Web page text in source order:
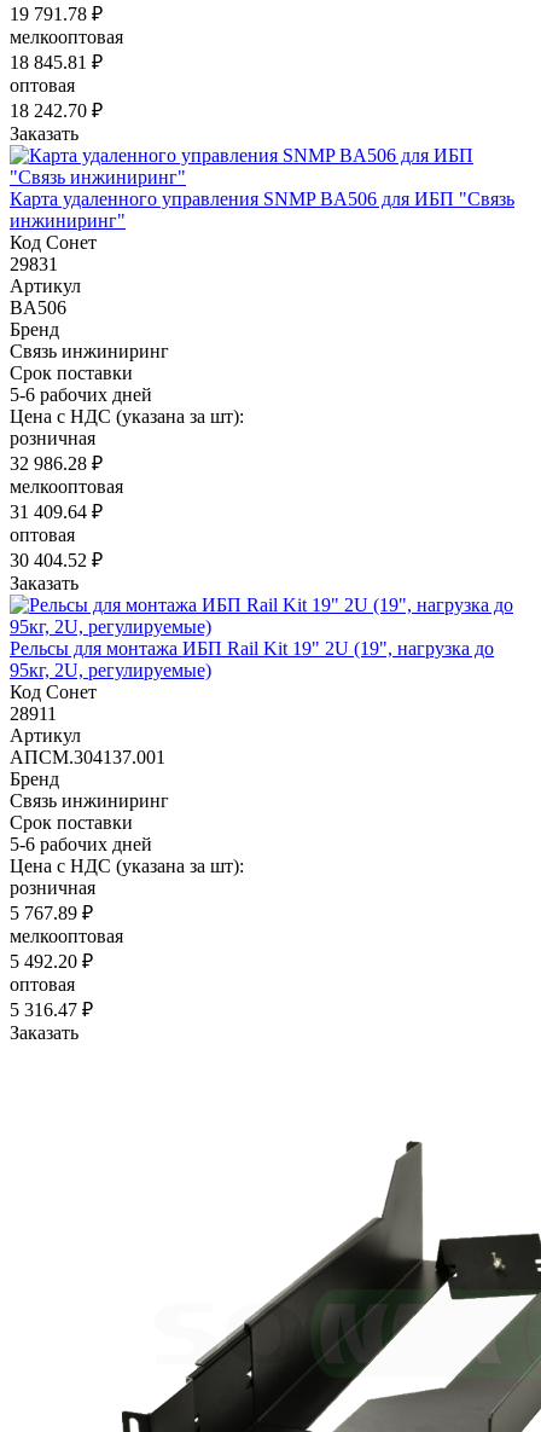
19 791.78 ₽
мелкооптовая
18 845.81 ₽
оптовая
18 242.70 ₽
Заказать
Карта удаленного управления SNMP ВA506 для ИБП "Связь
инжиниринг"
Код Сонет
29831
Артикул
BA506
Бренд
Связь инжиниринг
Срок поставки
5-6 рабочих дней
Цена с НДС (указана за шт):
розничная
32 986.28 ₽
мелкооптовая
31 409.64 ₽
оптовая
30 404.52 ₽
Заказать
Рельсы для монтажа ИБП Rail Kit 19" 2U (19", нагрузка до
95кг, 2U, регулируемые)
Код Сонет
28911
Артикул
АПСМ.304137.001
Бренд
Связь инжиниринг
Срок поставки
5-6 рабочих дней
Цена с НДС (указана за шт):
розничная
5 767.89 ₽
мелкооптовая
5 492.20 ₽
оптовая
5 316.47 ₽
Заказать